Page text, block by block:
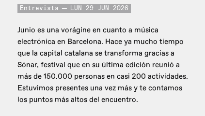
Entrevista LUN 29 JUN 2026
Junio es una vorágine en cuanto a música
electrónica en Barcelona. Hace ya mucho tiempo
que la capital catalana se transforma gracias a
Sónar, festival que en su última edición reunió a
más de 150.000 personas en casi 200 actividades.
Estuvimos presentes una vez más y te contamos
los puntos más altos del encuentro.